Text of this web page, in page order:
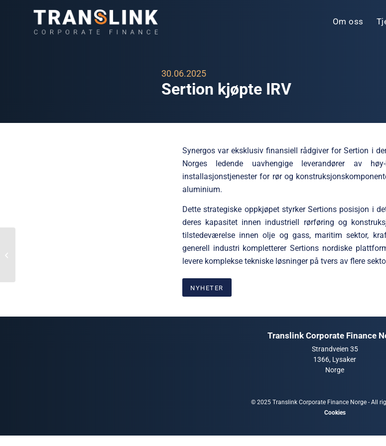
Om oss
30.06.2025
Sertion kjøpte IRV
Synergos var eksklusiv finansiell rådgiver for Sertion i
Norges ledende uavhengige leverandører av
installasjonstjenester for rør og
aluminium.
Dette strategiske oppkjøpet styrker Sertions posisjon i
deres kapasitet innen industriell rørføring og
tilstedeværelse innen olje og gass, maritim sektor,
generell industri kompletterer Sertions nordiske
levere komplekse tekniske løsninger på tvers av flere
NYHETER
Translink Corporate Finance
Strandveien 35
1366, Lysaker
Norge
© 2025 Translink Corporate Finance Norge - All
Cookies